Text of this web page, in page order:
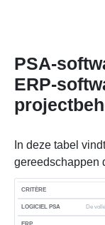
PSA-
ERP-
In deze tabel
gereedschappen
R
O
De